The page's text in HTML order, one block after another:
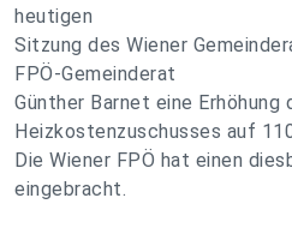
heutigen
Sitzung des Wiener
FPÖ-Gemeinderat
Günther Barnet eine Erhöhung
Heizkostenzuschusses auf
Die Wiener FPÖ hat einen
eingebracht.